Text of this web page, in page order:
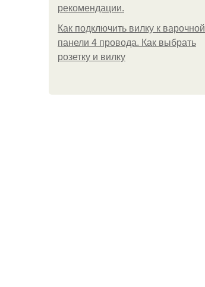
рекомендации.
Как подключить вилку к варочной
панели 4 провода. Как выбрать
розетку и вилку